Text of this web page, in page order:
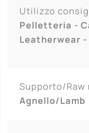
Utilizzo
Pelletteria -
Leatherwear
Supporto/Raw
Agnello/Lamb